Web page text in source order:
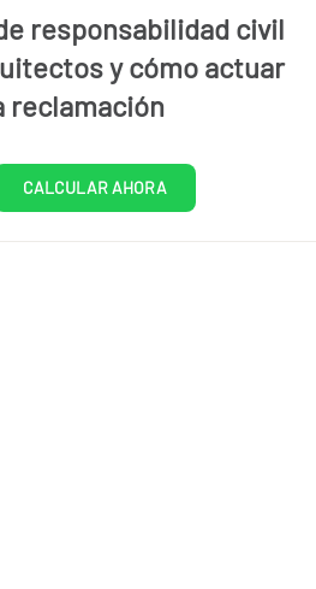
responsabilidad civil
y cómo actuar
reclamación
CALCULAR AHORA